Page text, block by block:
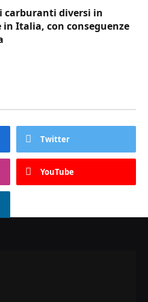
carburanti diversi in
in Italia, con conseguenze
Twitter
YouTube